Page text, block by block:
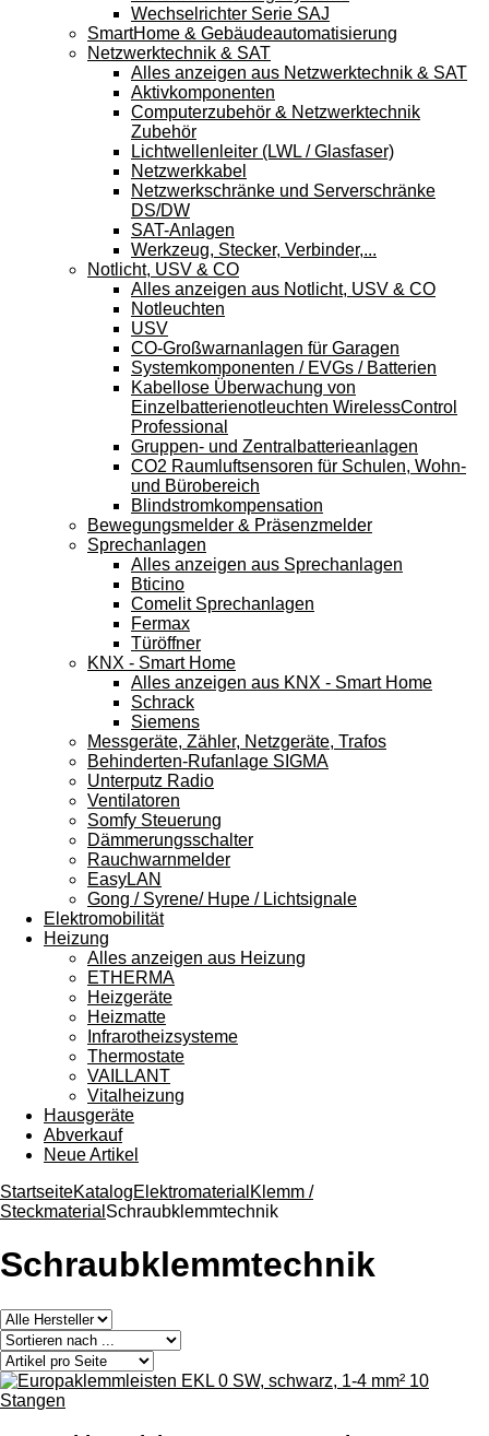
Wechselrichter Serie SAJ
SmartHome & Gebäudeautomatisierung
Netzwerktechnik & SAT
Alles anzeigen aus Netzwerktechnik & SAT
Aktivkomponenten
Computerzubehör & Netzwerktechnik
Zubehör
Lichtwellenleiter (LWL / Glasfaser)
Netzwerkkabel
Netzwerkschränke und Serverschränke
DS/DW
SAT-Anlagen
Werkzeug, Stecker, Verbinder,...
Notlicht, USV & CO
Alles anzeigen aus Notlicht, USV & CO
Notleuchten
USV
CO-Großwarnanlagen für Garagen
Systemkomponenten / EVGs / Batterien
Kabellose Überwachung von
Einzelbatterienotleuchten WirelessControl
Professional
Gruppen- und Zentralbatterieanlagen
CO2 Raumluftsensoren für Schulen, Wohn-
und Bürobereich
Blindstromkompensation
Bewegungsmelder & Präsenzmelder
Sprechanlagen
Alles anzeigen aus Sprechanlagen
Bticino
Comelit Sprechanlagen
Fermax
Türöffner
KNX - Smart Home
Alles anzeigen aus KNX - Smart Home
Schrack
Siemens
Messgeräte, Zähler, Netzgeräte, Trafos
Behinderten-Rufanlage SIGMA
Unterputz Radio
Ventilatoren
Somfy Steuerung
Dämmerungsschalter
Rauchwarnmelder
EasyLAN
Gong / Syrene/ Hupe / Lichtsignale
Elektromobilität
Heizung
Alles anzeigen aus Heizung
ETHERMA
Heizgeräte
Heizmatte
Infrarotheizsysteme
Thermostate
VAILLANT
Vitalheizung
Hausgeräte
Abverkauf
Neue Artikel
StartseiteKatalogElektromaterial Klemm /
Steckmaterial Schraubklemmtechnik
Schraubklemmtechnik